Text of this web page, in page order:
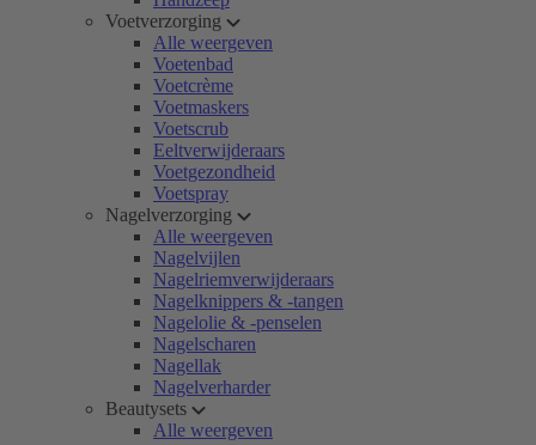
Voetverzorging
Alle weergeven
Voetenbad
Voetcrème
Voetmaskers
Voetscrub
Eeltverwijderaars
Voetgezondheid
Voetspray
Nagelverzorging
Alle weergeven
Nagelvijlen
Nagelriemverwijderaars
Nagelknippers & -tangen
Nagelolie & -penselen
Nagelscharen
Nagellak
Nagelverharder
Beautysets
Alle weergeven